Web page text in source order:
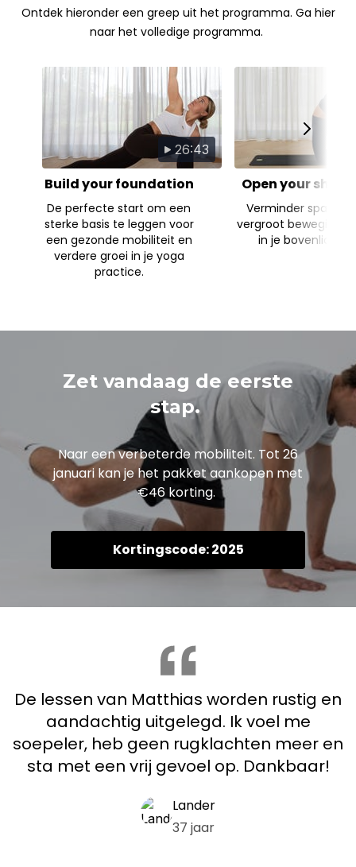
Ontdek hieronder een greep uit het programma. Ga hier
naar het volledige programma.
26:43
Build your foundation
De perfecte start om een
sterke basis te leggen voor
een gezonde mobiliteit en
verdere groei in je yoga
practice.
Open your
Verminder
vergroot
in je
Zet vandaag de eerste
stap.
Naar een verbeterde mobiliteit. Tot 26
januari kan je het pakket aankopen met
€46 korting.
Kortingscode: 2025
De lessen van Matthias worden rustig en
aandachtig uitgelegd. Ik voel me
soepeler, heb geen rugklachten meer en
sta met een vrij gevoel op. Dankbaar!
Lander
37 jaar